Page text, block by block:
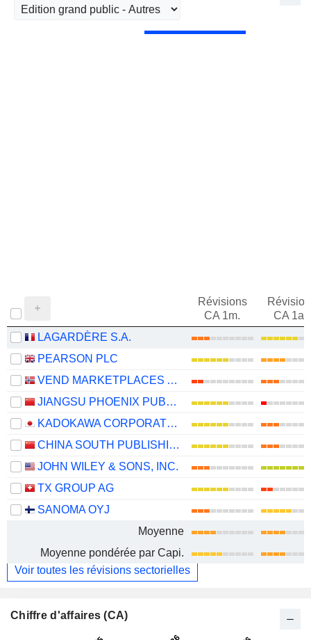
Révisions
CA 1m.
CA 1an
LAGARDÈRE S.A.
PEARSON PLC
VEND MARKETPLACES ASA
JIANGSU PHOENIX PUBLISHING & MEDIA CORPORATION LIMITED
KADOKAWA CORPORATION
CHINA SOUTH PUBLISHING & MEDIA GROUP CO., LTD
JOHN WILEY & SONS, INC.
TX GROUP AG
SANOMA OYJ
Moyenne
Moyenne pondérée par Capi.
Voir toutes les révisions sectorielles
Chiffre d'affaires (CA)